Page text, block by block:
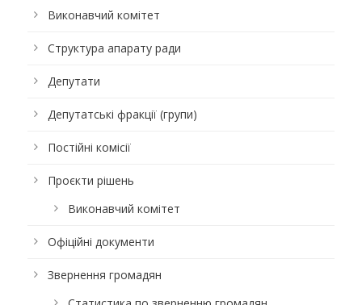
Виконавчий комітет
Структура апарату ради
Депутати
Депутатські фракції (групи)
Постійні комісії
Проєкти рішень
Виконавчий комітет
Офіційні документи
Звернення громадян